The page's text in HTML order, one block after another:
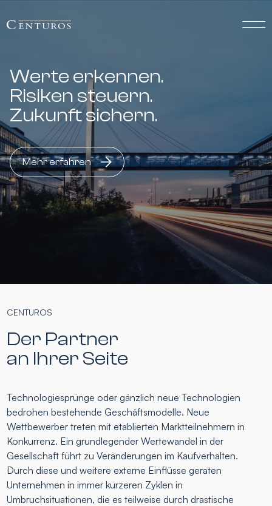
Werte erkennen.
Risiken steuern.
Zukunft sichern.
Mehr erfahren
CENTUROS
Der Partner
an Ihrer Seite
Technologiesprünge oder gänzlich neue Technologien
bedrohen bestehende Geschäftsmodelle. Neue
Wettbewerber treten mit etablierten Marktteilnehmern in
Konkurrenz. Ein grundlegender Wertewandel in der
Gesellschaft führt zu Veränderungen im Kaufverhalten.
Durch diese und weitere externe Einflüsse geraten
Unternehmen in immer kürzeren Zyklen in
Umbruchsituationen, die es teilweise durch drastische